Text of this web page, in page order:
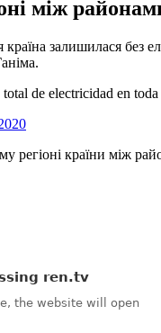
між
залишилася без
total de electricidad en
регіоні країни між